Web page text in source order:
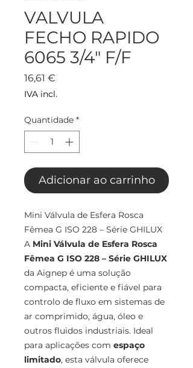
VALVULA
FECHO RAPIDO
6065 3/4" F/F
16,61 €
IVA incl.
Quantidade *
Adicionar ao carrinho
Mini Válvula de Esfera Rosca
Fêmea G ISO 228 – Série GHILUX
A Mini Válvula de Esfera Rosca
Fêmea G ISO 228 – Série GHILUX
da Aignep é uma solução
compacta, eficiente e fiável para
controlo de fluxo em sistemas de
ar comprimido, água, óleo e
outros fluidos industriais. Ideal
para aplicações com espaço
limitado, esta válvula oferece